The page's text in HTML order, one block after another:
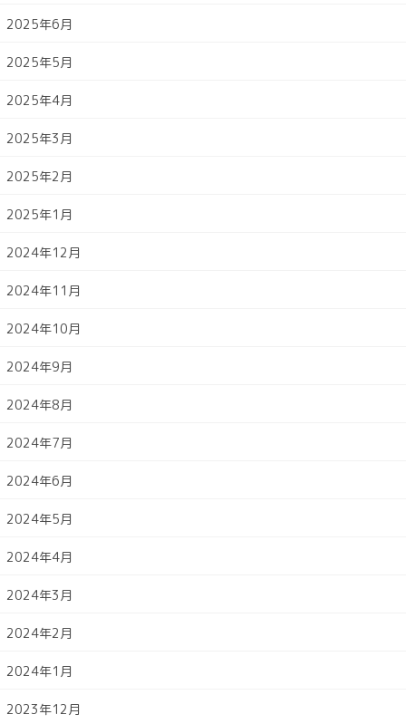
2025年6月
2025年5月
2025年4月
2025年3月
2025年2月
2025年1月
2024年12月
2024年11月
2024年10月
2024年9月
2024年8月
2024年7月
2024年6月
2024年5月
2024年4月
2024年3月
2024年2月
2024年1月
2023年12月